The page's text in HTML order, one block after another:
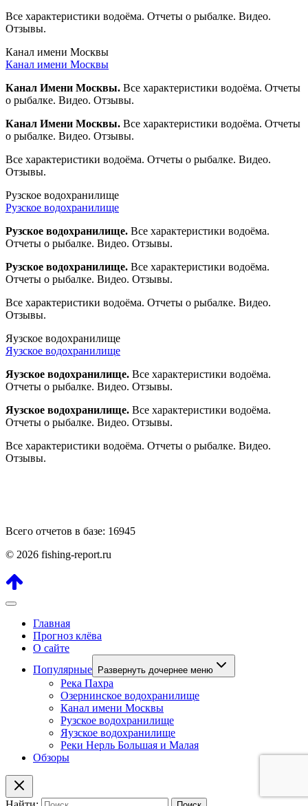
Все характеристики водоёма. Отчеты о рыбалке. Видео.
Отзывы.
Канал имени Москвы
Канал имени Москвы
Канал Имени Москвы. Все характеристики водоёма. Отчеты
о рыбалке. Видео. Отзывы.
Канал Имени Москвы. Все характеристики водоёма. Отчеты
о рыбалке. Видео. Отзывы.
Все характеристики водоёма. Отчеты о рыбалке. Видео.
Отзывы.
Рузское водохранилище
Рузское водохранилище
Рузское водохранилище. Все характеристики водоёма.
Отчеты о рыбалке. Видео. Отзывы.
Рузское водохранилище. Все характеристики водоёма.
Отчеты о рыбалке. Видео. Отзывы.
Все характеристики водоёма. Отчеты о рыбалке. Видео.
Отзывы.
Яузское водохранилище
Яузское водохранилище
Яузское водохранилище. Все характеристики водоёма.
Отчеты о рыбалке. Видео. Отзывы.
Яузское водохранилище. Все характеристики водоёма.
Отчеты о рыбалке. Видео. Отзывы.
Все характеристики водоёма. Отчеты о рыбалке. Видео.
Отзывы.
Всего отчетов в базе: 16945
© 2026 fishing-report.ru
Главная
Прогноз клёва
О сайте
Популярные
Развернуть дочернее меню
Река Пахра
Озернинское водохранилище
Канал имени Москвы
Рузское водохранилище
Яузское водохранилище
Реки Нерль Большая и Малая
Обзоры